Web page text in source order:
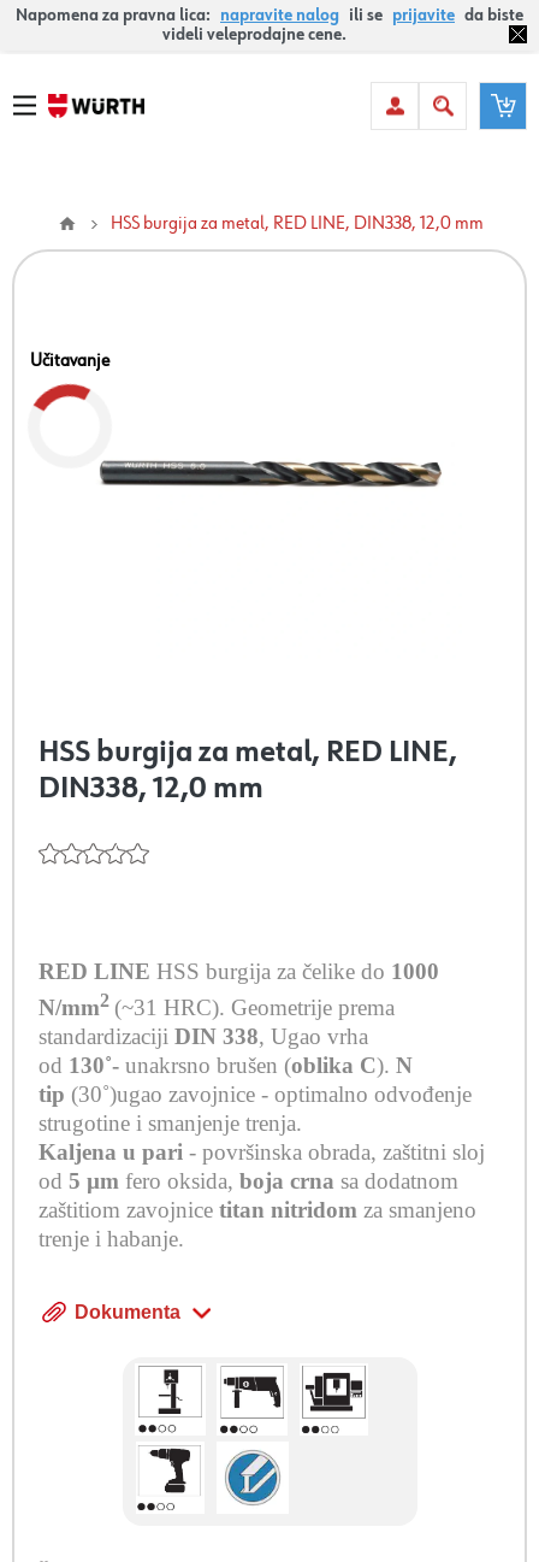
Napomena za pravna lica: napravite nalog ili se prijavite da biste
videli veleprodajne cene.
HSS burgija za metal, RED LINE, DIN338, 12,0 mm
Učitavanje
HSS burgija za metal, RED LINE,
DIN338, 12,0 mm
RED LINE HSS burgija za čelike do 1000
N/mm2 (~31 HRC). Geometrije prema
standardizaciji DIN 338, Ugao vrha
od 130˚- unakrsno brušen (oblika C). N
tip (30˚)ugao zavojnice - optimalno odvođenje
strugotine i smanjenje trenja.
Kaljena u pari - površinska obrada, zaštitni sloj
od 5 µm fero oksida, boja crna sa dodatnom
zaštitiom zavojnice titan nitridom za smanjeno
trenje i habanje.
Dokumenta